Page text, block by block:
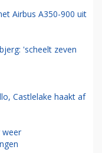
Airbus A350-900 uit
'scheelt zeven
Castlelake haakt af
weer